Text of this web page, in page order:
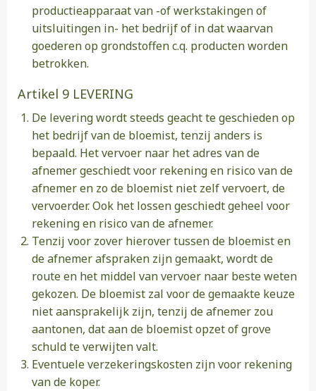
productieapparaat van -of werkstakingen of
uitsluitingen in- het bedrijf of in dat waarvan
goederen op grondstoffen c.q. producten worden
betrokken.
Artikel 9 LEVERING
De levering wordt steeds geacht te geschieden op
het bedrijf van de bloemist, tenzij anders is
bepaald. Het vervoer naar het adres van de
afnemer geschiedt voor rekening en risico van de
afnemer en zo de bloemist niet zelf vervoert, de
vervoerder. Ook het lossen geschiedt geheel voor
rekening en risico van de afnemer.
Tenzij voor zover hierover tussen de bloemist en
de afnemer afspraken zijn gemaakt, wordt de
route en het middel van vervoer naar beste weten
gekozen. De bloemist zal voor de gemaakte keuze
niet aansprakelijk zijn, tenzij de afnemer zou
aantonen, dat aan de bloemist opzet of grove
schuld te verwijten valt.
Eventuele verzekeringskosten zijn voor rekening
van de koper.